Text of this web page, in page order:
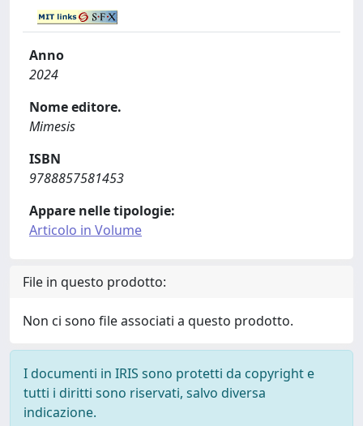
Anno
2024
Nome editore.
Mimesis
ISBN
9788857581453
Appare nelle tipologie:
Articolo in Volume
File in questo prodotto:
Non ci sono file associati a questo prodotto.
I documenti in IRIS sono protetti da copyright e
tutti i diritti sono riservati, salvo diversa
indicazione.